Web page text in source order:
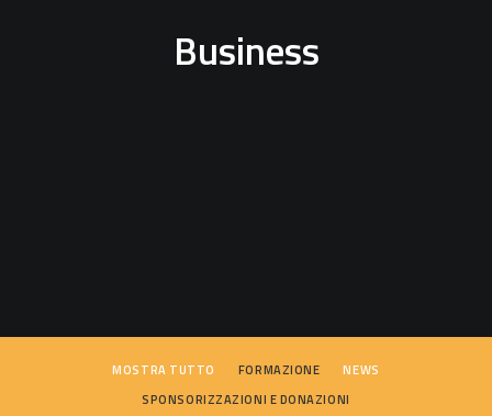
Business
MOSTRA TUTTO FORMAZIONE
NEWS
SPONSORIZZAZIONI E DONAZIONI